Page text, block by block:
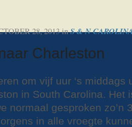
28, 2013inS & N
Charleston
om vijf uur ‘s middags
in South Carolina. Het
normaal gesproken zo’n
in alle vroegte